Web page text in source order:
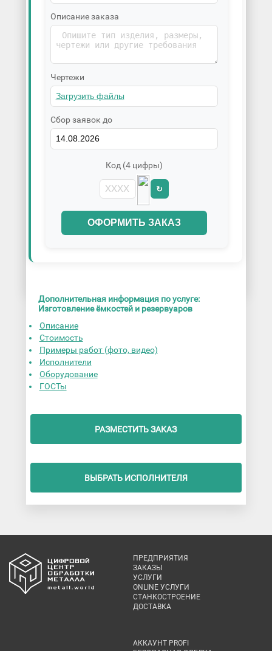
Описание заказа
Чертежи
Сбор заявок до
Код (4 цифры)
↻
ОФОРМИТЬ ЗАКАЗ
Дополнительная информация по услуге:
Изготовление ёмкостей и резервуаров
Описание
Стоимость
Примеры работ (фото, видео)
Исполнители
Оборудование
ГОСТы
РАЗМЕСТИТЬ ЗАКАЗ
ВЫБРАТЬ ИСПОЛНИТЕЛЯ
ПРЕДПРИЯТИЯ
ЗАКАЗЫ
УСЛУГИ
ONLINE УСЛУГИ
СТАНКОСТРОЕНИЕ
ДОСТАВКА
АККАУНТ PROFI